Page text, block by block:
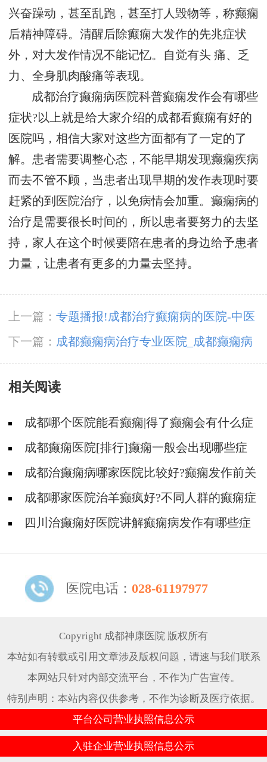
兴奋躁动，甚至乱跑，甚至打人毁物等，称癫痫
后精神障碍。清醒后除癫痫大发作的先兆症状
外，对大发作情况不能记忆。自觉有头 痛、乏
力、全身肌肉酸痛等表现。
成都治疗癫痫病医院科普癫痫发作会有哪些
症状?以上就是给大家介绍的成都看癫痫有好的
医院吗，相信大家对这些方面都有了一定的了
解。患者需要调整心态，不能早期发现癫痫疾病
而去不管不顾，当患者出现早期的发作表现时要
赶紧的到医院治疗，以免病情会加重。癫痫病的
治疗是需要很长时间的，所以患者要努力的去坚
持，家人在这个时候要陪在患者的身边给予患者
力量，让患者有更多的力量去坚持。
上一篇： 专题播报!成都治疗癫痫病的医院-中医
是怎么治疗癫痫的？
下一篇： 成都癫痫病治疗专业医院_成都癫痫病
医院哪家好?
相关阅读
成都哪个医院能看癫痫|得了癫痫会有什么症
状?成都癫痫医院[排行]癫痫一般会出现哪些症
状?成都治癫痫病哪家医院比较好?癫痫发作前关
节会痛吗?
成都哪家医院治羊癫疯好?不同人群的癫痫症
状有哪些?
四川治癫痫好医院讲解癫痫病发作有哪些症
医院电话： 028-61197977
Copyright 成都神康医院 版权所有
本站如有转载或引用文章涉及版权问题，请速与我们联系
本网站只针对内部交流平台，不作为广告宣传。
特别声明：本站内容仅供参考，不作为诊断及医疗依据。
平台公司营业执照信息公示
入驻企业营业执照信息公示